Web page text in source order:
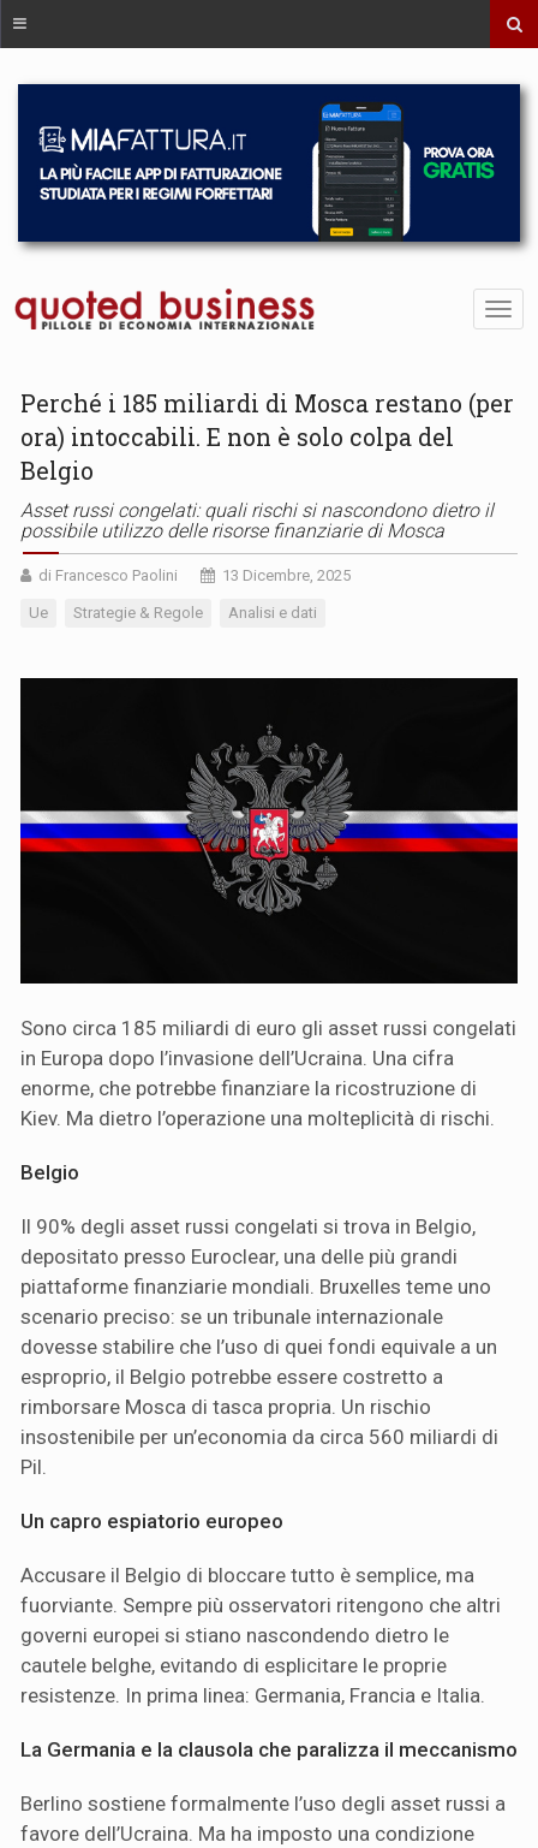
Perché i 185 miliardi di Mosca restano (per
ora) intoccabili. E non è solo colpa del
Belgio
Asset russi congelati: quali rischi si nascondono dietro il
possibile utilizzo delle risorse finanziarie di Mosca
di Francesco Paolini 13 Dicembre, 2025
Ue Strategie & Regole Analisi e dati
Sono circa 185 miliardi di euro gli asset russi congelati
in Europa dopo l’invasione dell’Ucraina. Una cifra
enorme, che potrebbe finanziare la ricostruzione di
Kiev. Ma dietro l’operazione una molteplicità di rischi.
Belgio
Il 90% degli asset russi congelati si trova in Belgio,
depositato presso Euroclear, una delle più grandi
piattaforme finanziarie mondiali. Bruxelles teme uno
scenario preciso: se un tribunale internazionale
dovesse stabilire che l’uso di quei fondi equivale a un
esproprio, il Belgio potrebbe essere costretto a
rimborsare Mosca di tasca propria. Un rischio
insostenibile per un’economia da circa 560 miliardi di
Pil.
Un capro espiatorio europeo
Accusare il Belgio di bloccare tutto è semplice, ma
fuorviante. Sempre più osservatori ritengono che altri
governi europei si stiano nascondendo dietro le
cautele belghe, evitando di esplicitare le proprie
resistenze. In prima linea: Germania, Francia e Italia.
La Germania e la clausola che paralizza il meccanismo
Berlino sostiene formalmente l’uso degli asset russi a
favore dell’Ucraina. Ma ha imposto una condizione